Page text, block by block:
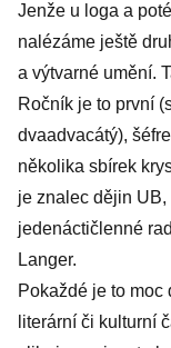
Jenže u loga a
nalézáme ještě
a výtvarné umění.
Ročník je to první
dvaadvacátý),
několika sbírek
je znalec dějin
jedenáctičlenné
Langer.
Pokaždé je to
literární či kulturní